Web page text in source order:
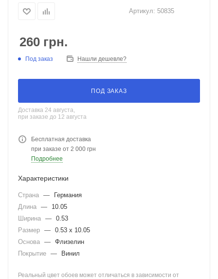
Артикул: 50835
260 грн.
Под заказ Нашли дешевле?
ПОД ЗАКАЗ
Доставка 24 августа,
при заказе до 12 августа
Бесплатная доставка
при заказе от 2 000 грн
Подробнее
Характеристики
Страна —
Германия
Длина —
10.05
Ширина — 0.53
Размер — 0.53 x 10.05
Основа — Флизелин
Покрытие — Винил
Реальный цвет обоев может отличаться в зависимости от